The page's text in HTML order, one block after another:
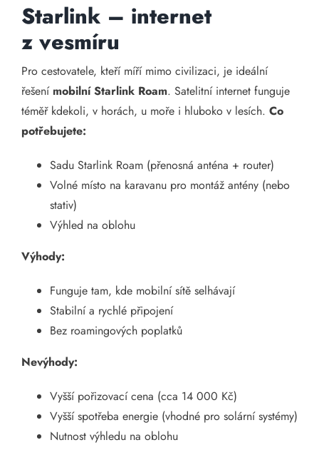
Starlink – internet
z vesmíru
Pro cestovatele, kteří míří mimo civilizaci, je ideální
řešení mobilní Starlink Roam. Satelitní internet funguje
téměř kdekoli, v horách, u moře i hluboko v lesích. Co
potřebujete:
Sadu Starlink Roam (přenosná anténa + router)
Volné místo na karavanu pro montáž antény (nebo
stativ)
Výhled na oblohu
Výhody:
Funguje tam, kde mobilní sítě selhávají
Stabilní a rychlé připojení
Bez roamingových poplatků
Nevýhody:
Vyšší pořizovací cena (cca 14 000 Kč)
Vyšší spotřeba energie (vhodné pro solární systémy)
Nutnost výhledu na oblohu